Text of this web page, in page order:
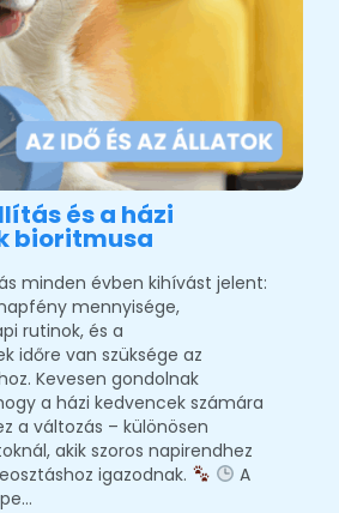
és a házi
bioritmusa
minden évben kihívást jelent:
mennyisége,
rutinok, és a
időre van szüksége az
Kevesen gondolnak
a házi kedvencek számára
a változás – különösen
akik szoros napirendhez
igazodnak.
A